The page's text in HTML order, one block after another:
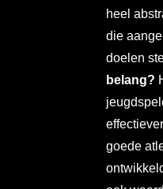
heel
die
doelen
belang?
goede